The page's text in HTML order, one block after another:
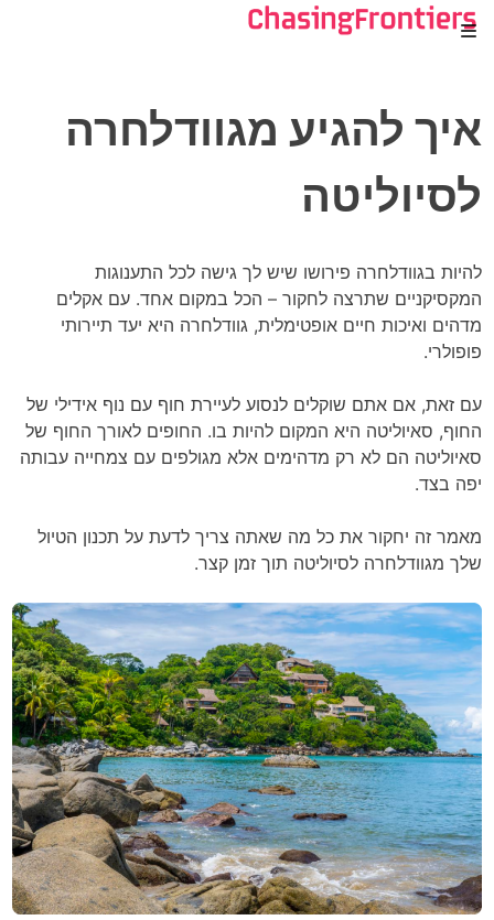
Skip
איך להגיע מגוודלחרה
לסיוליטה
להיות בגוודלחרה פירושו שיש לך גישה לכל התענוגות
המקסיקניים שתרצה לחקור – הכל במקום אחד. עם אקלים
מדהים ואיכות חיים אופטימלית, גוודלחרה היא יעד תיירותי
פופולרי.
עם זאת, אם אתם שוקלים לנסוע לעיירת חוף עם נוף אידילי של
החוף, סאיוליטה היא המקום להיות בו. החופים לאורך החוף של
סאיוליטה הם לא רק מדהימים אלא מגולפים עם צמחייה עבותה
יפה בצד.
מאמר זה יחקור את כל מה שאתה צריך לדעת על תכנון הטיול
שלך מגוודלחרה לסיוליטה תוך זמן קצר.